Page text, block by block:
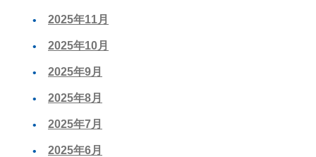
2025年11月
2025年10月
2025年9月
2025年8月
2025年7月
2025年6月